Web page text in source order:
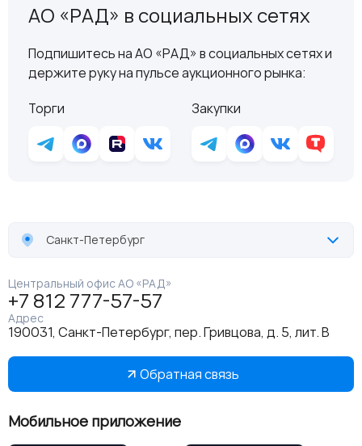
АО «РАД» в социальных сетях
Подпишитесь на АО «РАД» в социальных сетях и
держите руку на пульсе аукционного рынка:
Торги
Закупки
Санкт-Петербург
Центральный офис АО «РАД»
+7 812 777-57-57
Адрес
190031, Санкт-Петербург, пер. Гривцова, д. 5, лит. В
Обратная связь
Мобильное приложение